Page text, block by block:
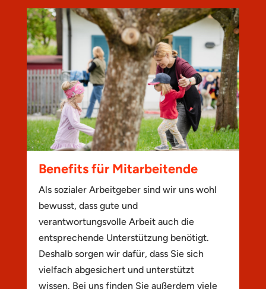
Benefits für Mitarbeitende
Als sozialer Arbeitgeber sind wir uns wohl
bewusst, dass gute und
verantwortungsvolle Arbeit auch die
entsprechende Unterstützung benötigt.
Deshalb sorgen wir dafür, dass Sie sich
vielfach abgesichert und unterstützt
wissen. Bei uns finden Sie außerdem viele